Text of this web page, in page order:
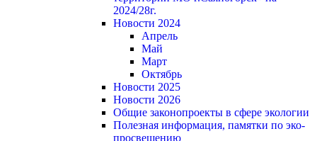
2024/28г.
Новости 2024
Апрель
Май
Март
Октябрь
Новости 2025
Новости 2026
Общие законопроекты в сфере экологии
Полезная информация, памятки по эко-
просвещению